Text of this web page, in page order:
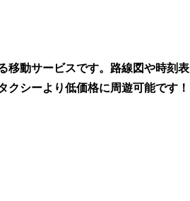
移動サービスです。路線図や時刻表
シーより低価格に周遊可能です！